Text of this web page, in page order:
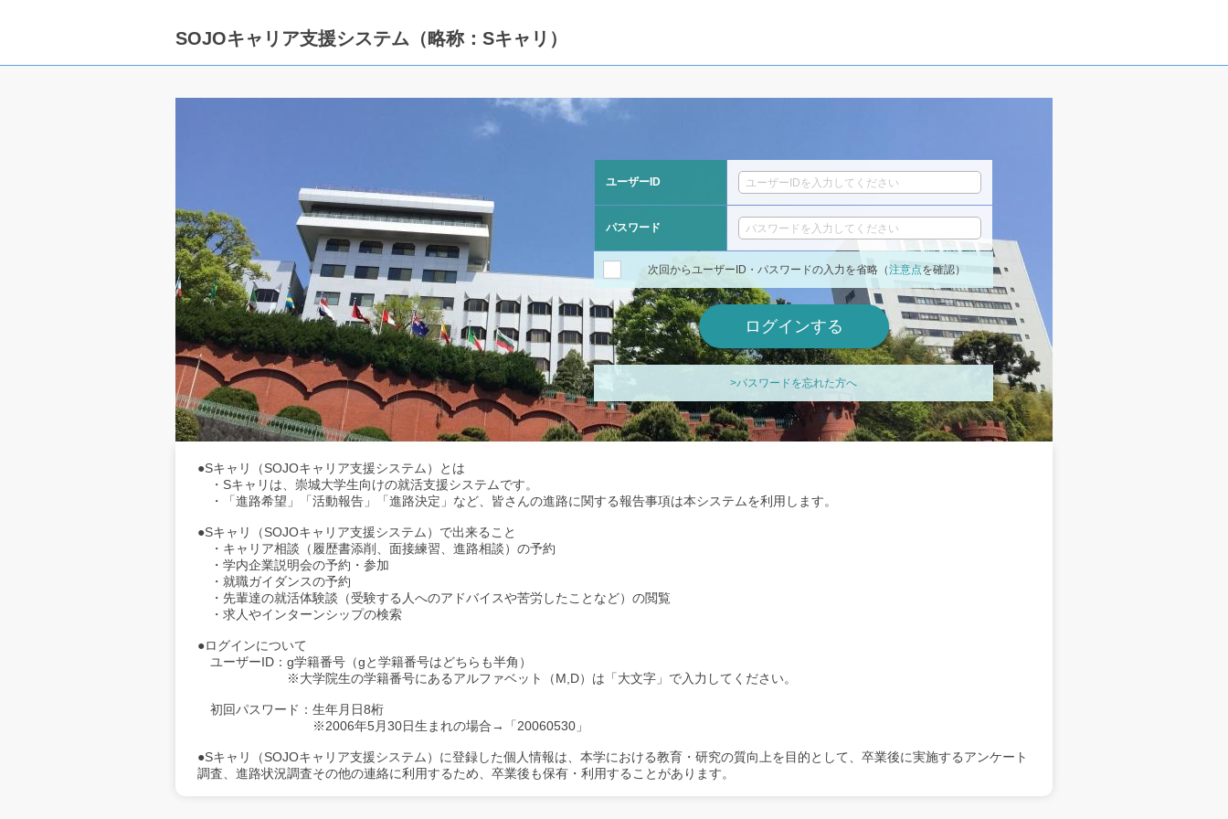
SOJOキャリア支援システム（略称：Sキャリ）
ユーザーID
パスワード
次回からユーザーID・パスワードの入力を省略（注意点を確認）
>パスワードを忘れた方へ
●Sキャリ（SOJOキャリア支援システム）とは
・Sキャリは、崇城大学生向けの就活支援システムです。
・「進路希望」「活動報告」「進路決定」など、皆さんの進路に関する報告事項は本システムを利用します。
●Sキャリ（SOJOキャリア支援システム）で出来ること
・キャリア相談（履歴書添削、面接練習、進路相談）の予約
・学内企業説明会の予約・参加
・就職ガイダンスの予約
・先輩達の就活体験談（受験する人へのアドバイスや苦労したことなど）の閲覧
・求人やインターンシップの検索
●ログインについて
ユーザーID：g学籍番号（gと学籍番号はどちらも半角）
※大学院生の学籍番号にあるアルファベット（M,D）は「大文字」で入力してください。
初回パスワード：生年月日8桁
※2006年5月30日生まれの場合→「20060530」
●Sキャリ（SOJOキャリア支援システム）に登録した個人情報は、本学における教育・研究の質向上を目的として、卒業後に実施するアンケート
調査、進路状況調査その他の連絡に利用するため、卒業後も保有・利用することがあります。